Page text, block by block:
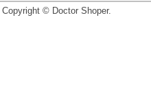
Copyright © Doctor Shoper.